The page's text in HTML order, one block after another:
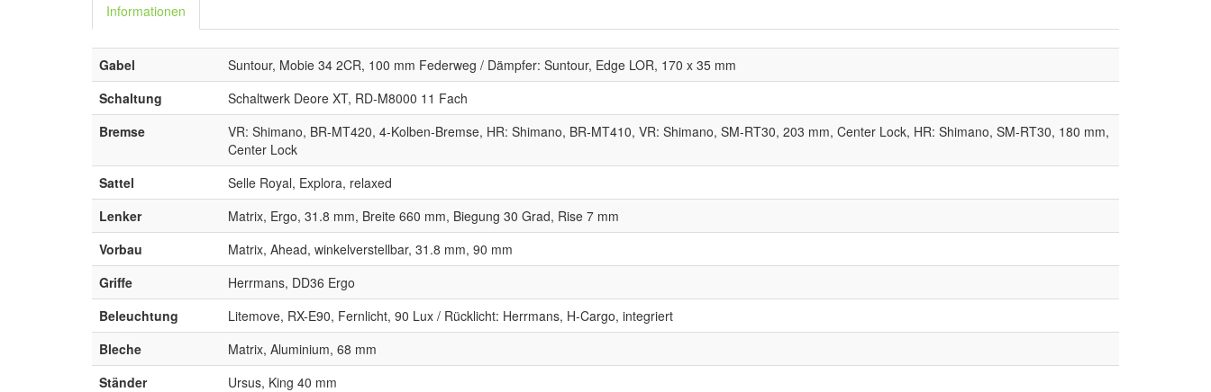
Informationen
Gabel
Suntour, Mobie 34 2CR, 100 mm Federweg / Dämpfer: Suntour, Edge LOR, 170 x 35 mm
Schaltung
Schaltwerk Deore XT, RD-M8000 11 Fach
Bremse
VR: Shimano, BR-MT420, 4-Kolben-Bremse, HR: Shimano, BR-MT410, VR: Shimano, SM-RT30, 203 mm, Center Lock, HR: Shimano, SM-RT30, 180 mm,
Center Lock
Sattel
Selle Royal, Explora, relaxed
Lenker
Matrix, Ergo, 31.8 mm, Breite 660 mm, Biegung 30 Grad, Rise 7 mm
Vorbau
Matrix, Ahead, winkelverstellbar, 31.8 mm, 90 mm
Griffe
Herrmans, DD36 Ergo
Beleuchtung
Litemove, RX-E90, Fernlicht, 90 Lux / Rücklicht: Herrmans, H-Cargo, integriert
Bleche
Matrix, Aluminium, 68 mm
Ständer
Ursus, King 40 mm